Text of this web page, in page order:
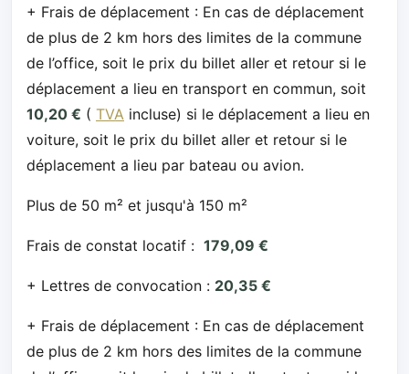
+ Frais de déplacement : En cas de déplacement
de plus de 2 km hors des limites de la commune
de l’office, soit le prix du billet aller et retour si le
déplacement a lieu en transport en commun, soit
10,20 € ( TVA incluse) si le déplacement a lieu en
voiture, soit le prix du billet aller et retour si le
déplacement a lieu par bateau ou avion.
Plus de 50 m² et jusqu'à 150 m²
Frais de constat locatif : 179,09 €
+ Lettres de convocation : 20,35 €
+ Frais de déplacement : En cas de déplacement
de plus de 2 km hors des limites de la commune